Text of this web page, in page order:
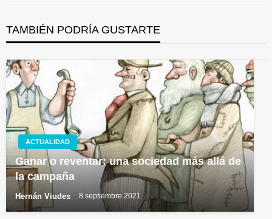
TAMBIÉN PODRÍA GUSTARTE
ACTUALIDAD
Ganar o reventar: una sociedad más allá de
la campaña
Hernán Viudes 8 septiembre 2021